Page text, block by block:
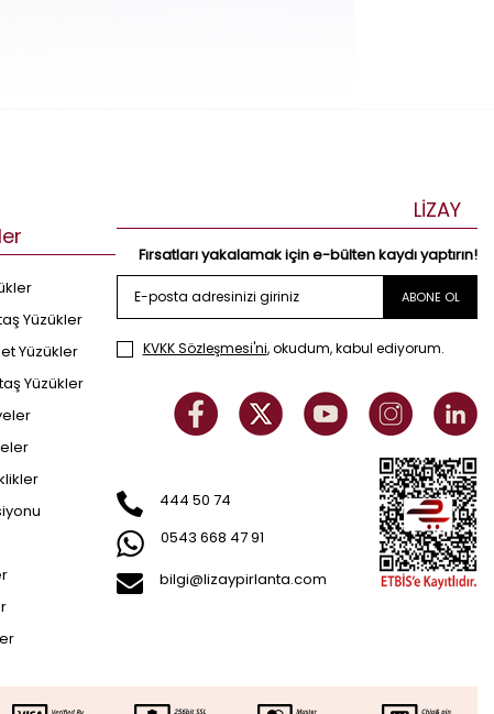
Yüzükler
Yüzükler
Yüzükler
LİZAY
Fırsatları yakalamak için e-bülten kaydı yaptırın!
ABONE OL
KVKK Sözleşmesi'ni, okudum, kabul ediyorum.
444 50 74
0543 668 47 91
bilgi@lizaypirlanta.com